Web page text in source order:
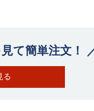
て簡単注文！
る